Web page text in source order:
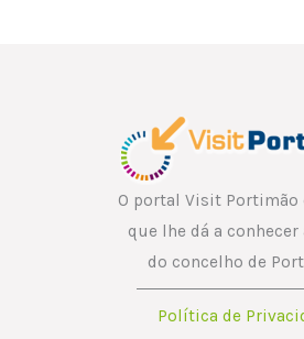
O portal Visit Portimão
que lhe dá a conhecer
do concelho de
Política de